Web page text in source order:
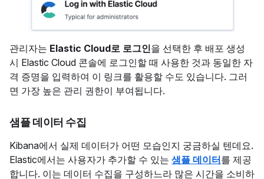
관리자는 Elastic Cloud로 로그인을 선택한 후 배포 생성
시 Elastic Cloud 콘솔에 로그인할 때 사용한 것과 동일한 자
격 증명을 입력하여 이 링크를 활용할 수도 있습니다. 그러
면 가장 높은 관리 권한이 부여됩니다.
샘플 데이터 수집
Kibana에서 실제 데이터가 어떤 모습인지 궁금하실 텐데요.
Elastic에서는 사용자가 추가할 수 있는 샘플 데이터를 제공
합니다. 이는 데이터 수집을 구성하느라 많은 시간을 소비하